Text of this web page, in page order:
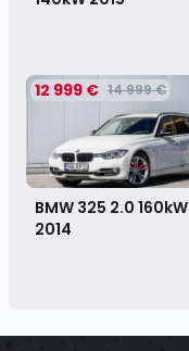
12 999 € 14 999 €
BMW 325 2.0 160kW
2014